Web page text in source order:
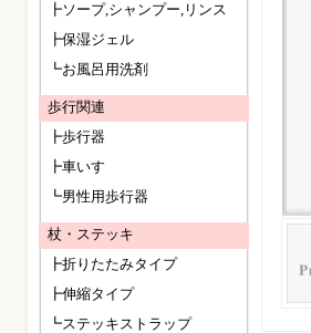
┣ソープ,シャンプー,リンス
┣保湿ジェル
┗お風呂用洗剤
歩行関連
┣歩行器
┣車いす
┗男性用歩行器
杖・ステッキ
┣折りたたみタイプ
┣伸縮タイプ
┗ステッキストラップ